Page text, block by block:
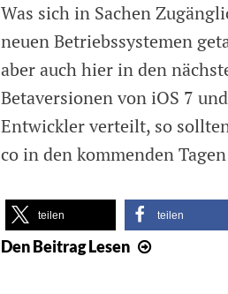
Was sich in Sachen
neuen Betriebssystemen
aber auch hier in den
Betaversionen von iOS 7
Entwickler verteilt, so
co in den kommenden
teilen teilen
Den BeitragLesen